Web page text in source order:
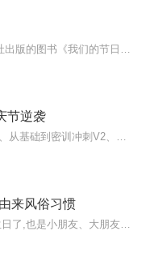
节逆袭
来风俗习惯